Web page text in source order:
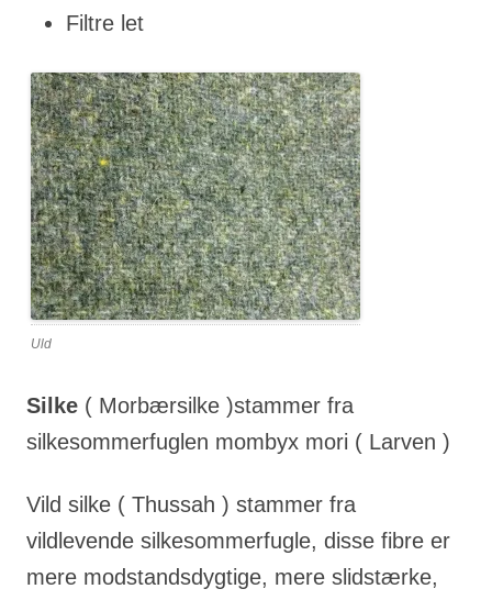
Filtre let
Uld
Silke ( Morbærsilke )stammer fra
silkesommerfuglen mombyx mori ( Larven )
Vild silke ( Thussah ) stammer fra
vildlevende silkesommerfugle, disse fibre er
mere modstandsdygtige, mere slidstærke,